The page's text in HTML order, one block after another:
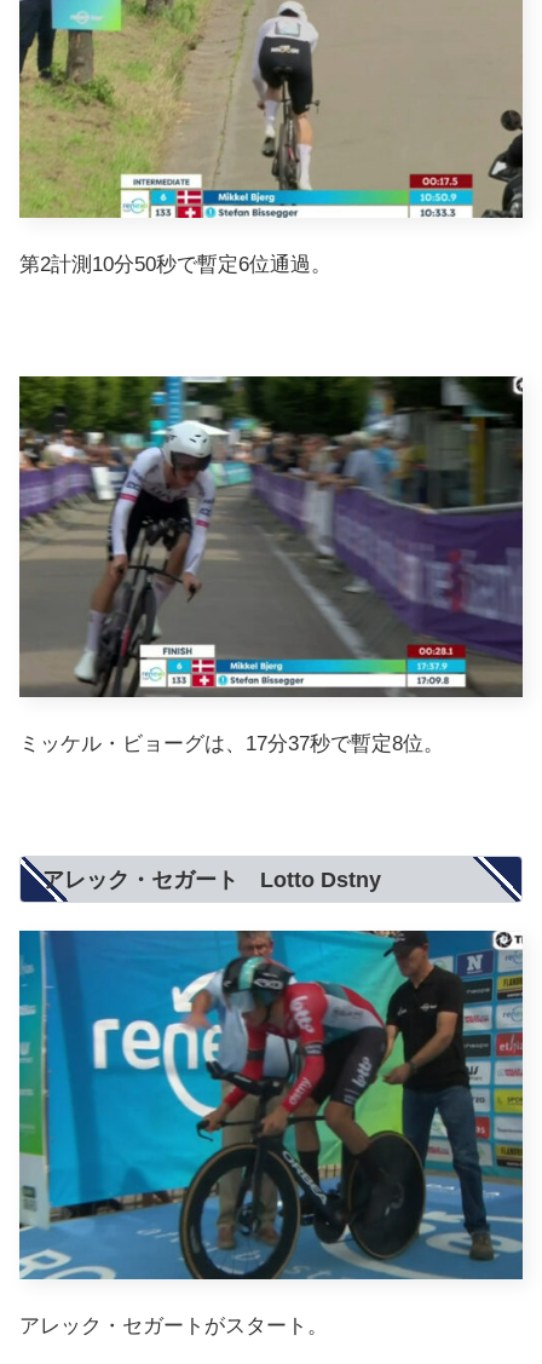
第2計測10分50秒で暫定6位通過。
ミッケル・ビョーグは、17分37秒で暫定8位。
アレック・セガート Lotto Dstny
アレック・セガートがスタート。